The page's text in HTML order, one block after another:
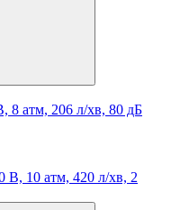
8 атм, 206 л/хв, 80 дБ